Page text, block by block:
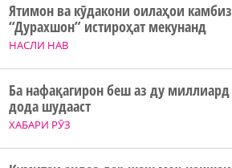
НАСЛИ НАВ
Ятимон ва кӯдакони оилаҳои
“Дурахшон” истироҳат мекунанд
ХАБАРИ РӮЗ
Ба нафақагирон беш аз ду
дода шудааст